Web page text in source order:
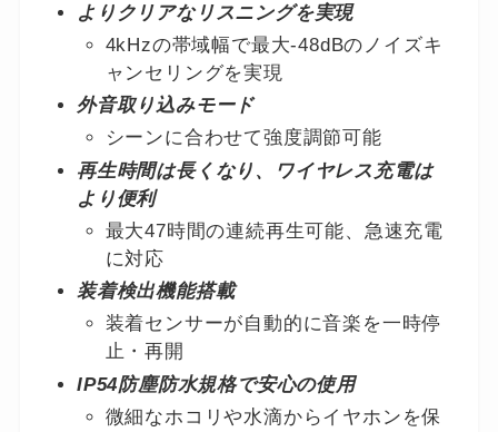
よりクリアなリスニングを実現
4kHzの帯域幅で最大-48dBのノイズキ
ャンセリングを実現
外音取り込みモード
シーンに合わせて強度調節可能
再生時間は長くなり、ワイヤレス充電は
より便利
最大47時間の連続再生可能、急速充電
に対応
装着検出機能搭載
装着センサーが自動的に音楽を一時停
止・再開
IP54防塵防水規格で安心の使用
微細なホコリや水滴からイヤホンを保